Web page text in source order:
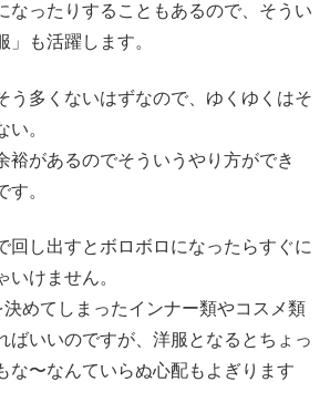
なったりすることもあるので、そうい
」も活躍します。
う多くないはずなので、ゆくゆくはそ
い。
裕があるのでそういうやり方ができ
す。
回し出すとボロボロになったらすぐに
いけません。
決めてしまったインナー類やコスメ類
ばいいのですが、洋服となるとちょっ
な〜なんていらぬ心配もよぎります